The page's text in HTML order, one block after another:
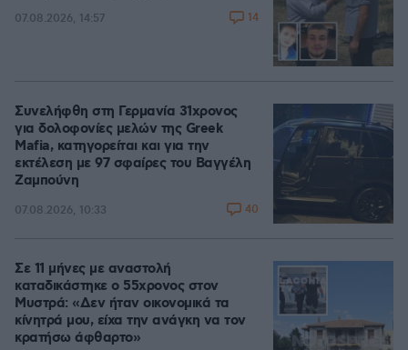
07.08.2026, 14:57 14
Συνελήφθη στη Γερμανία 31χρονος
για δολοφονίες μελών της Greek
Mafia, κατηγορείται και για την
εκτέλεση με 97 σφαίρες του Βαγγέλη
Ζαμπούνη
07.08.2026, 10:33 40
Σε 11 μήνες με αναστολή
καταδικάστηκε ο 55χρονος στον
Μυστρά: «Δεν ήταν οικονομικά τα
κίνητρά μου, είχα την ανάγκη να τον
κρατήσω άφθαρτο»